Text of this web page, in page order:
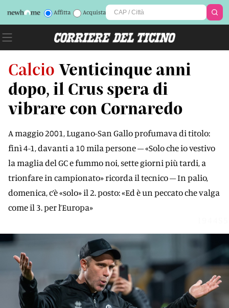
Affitta Acquista
Calcio Venticinque anni
dopo, il Crus spera di
vibrare con Cornaredo
A maggio 2001, Lugano-San Gallo profumava di titolo:
finì 4-1, davanti a 10 mila persone – «Solo che io vestivo
la maglia del GC e fummo noi, sette giorni più tardi, a
trionfare in campionato» ricorda il tecnico – In palio,
domenica, c’è «solo» il 2. posto: «Ed è un peccato che valga
come il 3. per l’Europa»